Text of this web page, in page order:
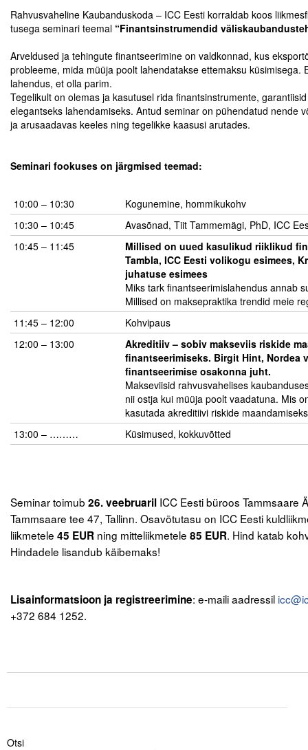
Tegevused
Publikatsioonid
Arvamus
Viidad
Digiraamatukogu
Juhendid ja väljaanded
Liitu meililistiga
Oskusteave
Projektid
Rahvusvaheline Kaubanduskoda – ICC Eesti korraldab koos
tusega seminari teemal “Finantsinstrumendid
Arveldused ja tehingute finantseerimine on valdkonnad, kus
probleeme, mida müüja poolt lahendatakse ettemaksu küsimisega.
lahendus, et olla parim.
Tegelikult on olemas ja kasutusel rida finantsinstrumente,
elegantseks lahendamiseks. Antud seminar on pühendatud nende
ja arusaadavas keeles ning tegelikke kaasusi arutades.
Seminari fookuses on järgmised teemad:
10:00 – 10:30
Kogunemine, hommikukohv
10:30 – 10:45
Avasõnad, Tiit Tammemägi, PhD, ICC
10:45 – 11:45
Millised on uued kasulikud riiklikud
Tambla, ICC Eesti volikogu esimees,
juhatuse esimees
Miks tark finantseerimislahendus annab
Millised on maksepraktika trendid meie
11:45 – 12:00
Kohvipaus
12:00 – 13:00
Akreditiiv – sobiv makseviis riskide
finantseerimiseks. Birgit Hint, Nordea
finantseerimise osakonna juht.
Makseviisid rahvusvahelises
nii ostja kui müüja poolt vaadatuna. Mis
kasutada akreditiivi riskide
13:00 – ………
Küsimused, kokkuvõtted
Seminar toimub 26. veebruaril ICC Eesti büroos Tammsaare
Tammsaare tee 47, Tallinn. Osavõtutasu on ICC Eesti
liikmetele 45 EUR ning mitteliikmetele 85 EUR. Hind katab
Hindadele lisandub käibemaks!
Lisainformatsioon ja registreerimine: e-maili aadressil
+372 684 1252.
Otsi